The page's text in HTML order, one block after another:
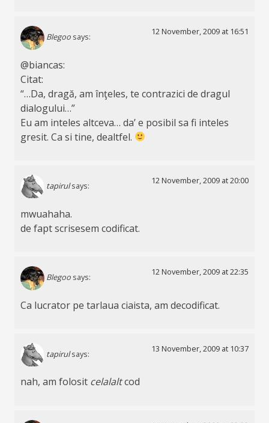
Blegoo says:
12 November, 2009 at 16:51
@biancas:
Citat:
“…Da, dragă, am înţeles, te contrazici de dragul
dialogului…”
Eu am inteles altceva… da’ e posibil sa fi inteles
gresit. Ca si tine, dealtfel.
tapirul says:
12 November, 2009 at 20:00
mwuahaha.
de fapt scrisesem codificat.
Blegoo says:
12 November, 2009 at 22:35
Ca lucrator pe tarlaua ciaista, am decodificat.
tapirul says:
13 November, 2009 at 10:37
nah, am folosit celalaltcod